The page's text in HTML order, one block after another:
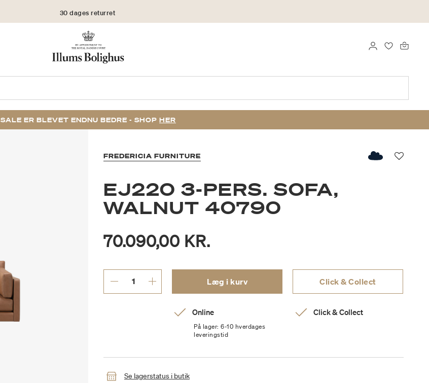
30 dages returret
LOG IND
SALE ER BLEVET ENDNU BEDRE - SHOP HER
FREDERICIA FURNITURE
EJ220 3-PERS. SOFA,
WALNUT 40790
70.090,00 KR.
Læg i kurv Click & Collect
Online
På lager: 6-10 hverdages
leveringstid
Click & Collect
Se lagerstatus i butik